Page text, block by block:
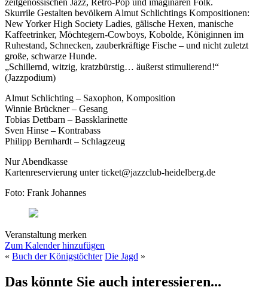
Skurrile Gestalten bevölkern Almut Schlichtings Kompositionen:
New Yorker High Society Ladies, gälische Hexen, manische
Kaffeetrinker, Möchtegern-Cowboys, Kobolde, Königinnen im
Ruhestand, Schnecken, zauberkräftige Fische – und nicht zuletzt
große, schwarze Hunde.
„Schillernd, witzig, kratzbürstig… äußerst stimulierend!“
(Jazzpodium)
Almut Schlichting – Saxophon, Komposition
Winnie Brückner – Gesang
Tobias Dettbarn – Bassklarinette
Sven Hinse – Kontrabass
Philipp Bernhardt – Schlagzeug
Nur Abendkasse
Kartenreservierung unter ticket@jazzclub-heidelberg.de
Foto: Frank Johannes
Veranstaltung merken
Zum Kalender hinzufügen
« Buch der Königstöchter Die Jagd »
Das könnte Sie auch interessieren...